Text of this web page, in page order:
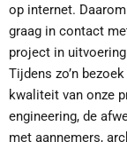
op internet.
graag in contact
project in
Tijdens zo’n
kwaliteit van onze
engineering, de
met aannemers,